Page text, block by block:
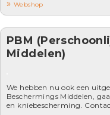
Webshop
PBM
Middelen)
We hebben nu ook een
Beschermings Middelen,
en kniebescherming.